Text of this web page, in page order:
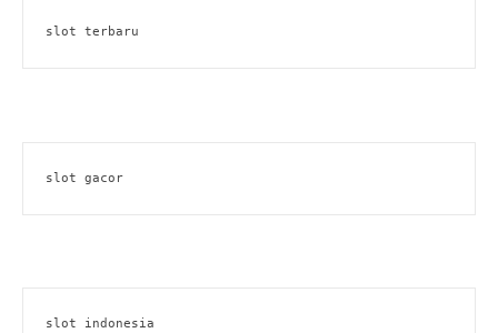
slot terbaru
slot gacor
slot indonesia